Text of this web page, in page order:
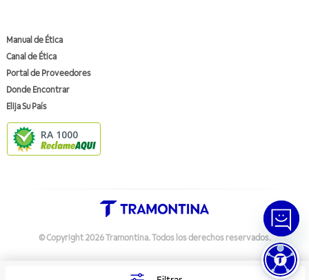
Manual de Ética
Canal de Ética
Portal de Proveedores
Donde Encontrar
Elija Su País
RA 1000
Política de Privacidad
© Copyright 2026Tramontina.Todos los derechos reservados.